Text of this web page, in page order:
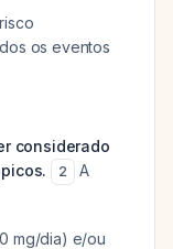
os eventos
considerado
2
A
mg/dia) e/ou